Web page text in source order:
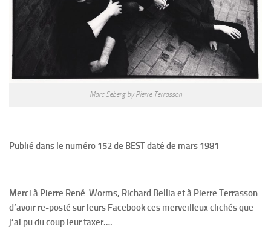
Marc Seberg by Pierre Terrasson
Publié dans le numéro 152 de BEST daté de mars 1981
Merci à Pierre René-Worms, Richard Bellia et à Pierre Terrasson
d’avoir re-posté sur leurs Facebook ces merveilleux clichés que
j’ai pu du coup leur taxer….